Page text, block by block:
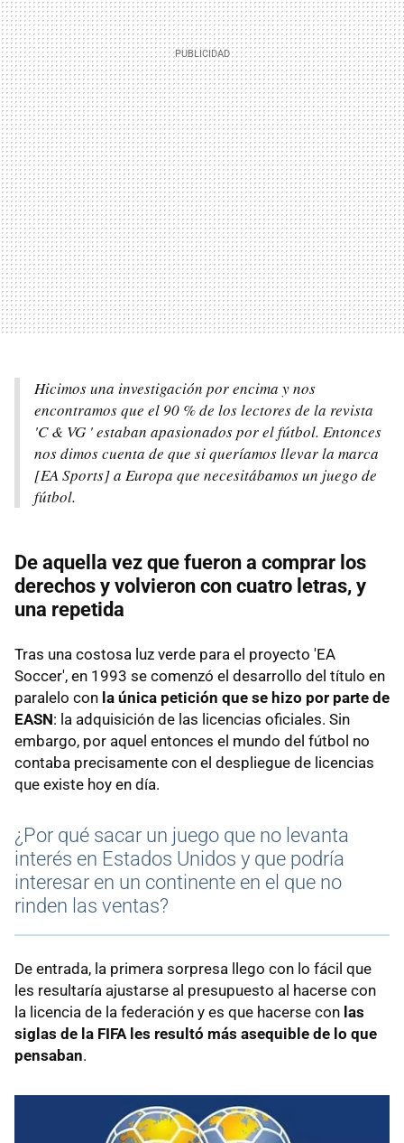
Hicimos una investigación por encima y nos
encontramos que el 90 % de los lectores de la revista
'C & VG ' estaban apasionados por el fútbol. Entonces
nos dimos cuenta de que si queríamos llevar la marca
[EA Sports] a Europa que necesitábamos un juego de
fútbol.
De aquella vez que fueron a comprar los
derechos y volvieron con cuatro letras, y
una repetida
Tras una costosa luz verde para el proyecto 'EA
Soccer', en 1993 se comenzó el desarrollo del título en
paralelo con la única petición que se hizo por parte de
EASN: la adquisición de las licencias oficiales. Sin
embargo, por aquel entonces el mundo del fútbol no
contaba precisamente con el despliegue de licencias
que existe hoy en día.
¿Por qué sacar un juego que no levanta
interés en Estados Unidos y que podría
interesar en un continente en el que no
rinden las ventas?
De entrada, la primera sorpresa llego con lo fácil que
les resultaría ajustarse al presupuesto al hacerse con
la licencia de la federación y es que hacerse con las
siglas de la FIFA les resultó más asequible de lo que
pensaban.